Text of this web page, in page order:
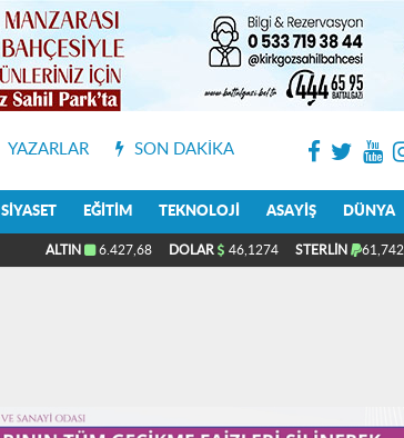
YAZARLAR SON DAKIKA
SIYASET EĞITIM TEKNOLOJI ASAYIŞ DÜNYA
ALTIN 6.427,68 DOLAR 46,1274 STERLİN